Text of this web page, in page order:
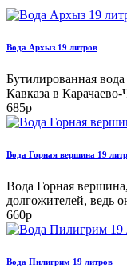
Вода Архыз 19 литров
Бутилированная
Кавказа в
685р
Вода Горная вершина 19
Вода Горная
долгожителей, ведь
660р
Вода Пилигрим 19 литров